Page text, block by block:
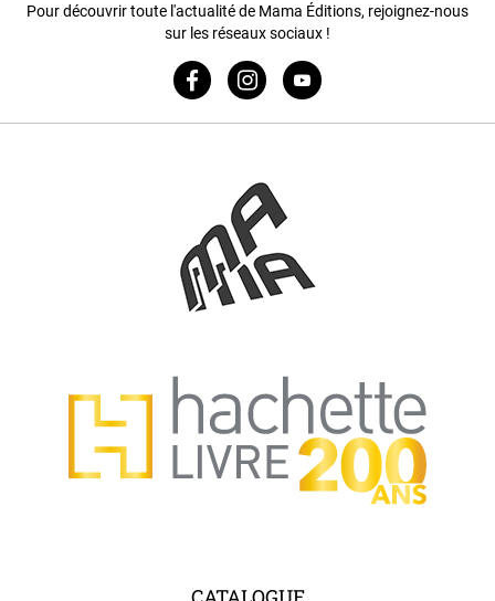
Pour découvrir toute l'actualité de Mama Éditions, rejoignez-nous
sur les réseaux sociaux !